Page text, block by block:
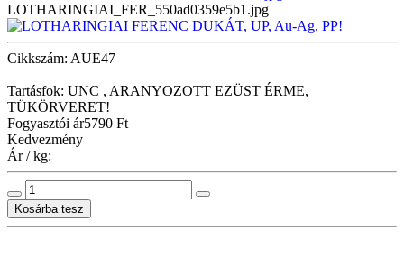
LOTHARINGIAI_FER_550ad0359e5b1.jpg
Cikkszám: AUE47
Tartásfok: UNC , ARANYOZOTT EZÜST ÉRME,
TÜKÖRVERET!
Fogyasztói ár5790 Ft
Kedvezmény
Ár / kg: